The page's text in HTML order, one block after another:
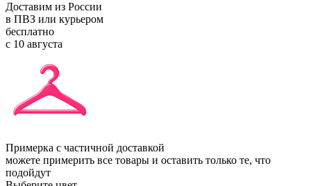
Доставим из России
в ПВЗ или курьером
бесплатно
с 10 августа
Примерка с частичной доставкой
можете примерить все товары и оставить только те, что
подойдут